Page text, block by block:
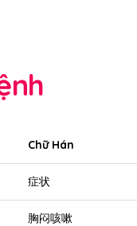
Chữ Hán
症状
胸闷咳嗽